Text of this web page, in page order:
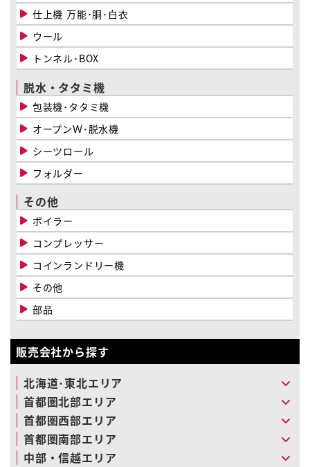
仕上機 万能･胴･白衣
ウール
トンネル･BOX
脱水・タタミ機
包装機･タタミ機
オープンＷ･脱水機
シーツロール
フォルダー
その他
ボイラー
コンプレッサー
コインランドリー機
その他
部品
販売会社から探す
北海道･東北エリア
首都圏北部エリア
首都圏西部エリア
首都圏南部エリア
中部・信越エリア